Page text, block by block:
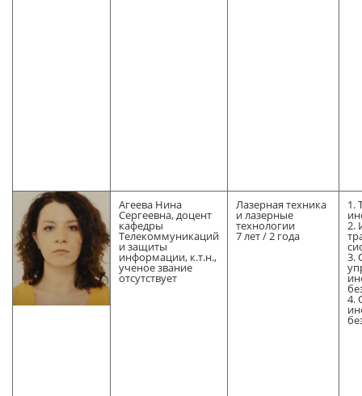
Агеева Нина
Сергеевна, доцент
кафедры
Телекоммуникаций
и защиты
информации, к.т.н.,
ученое звание
отсутствует
Лазерная техника
и лазерные
технологии
7 лет / 2 года
1.
2.
3.
4.